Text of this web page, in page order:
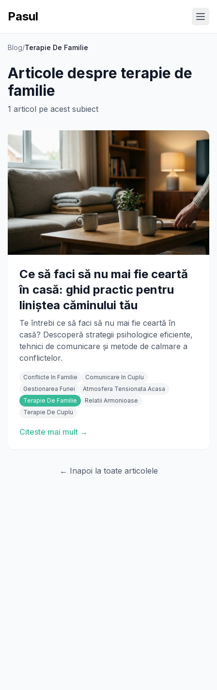
Pasul
Blog/Terapie De Familie
Articole despre terapie de
familie
1 articol pe acest subiect
Ce să faci să nu mai fie ceartă
în casă: ghid practic pentru
liniștea căminului tău
Te întrebi ce să faci să nu mai fie ceartă în
casă? Descoperă strategii psihologice eficiente,
tehnici de comunicare și metode de calmare a
conflictelor.
Conflicte In Familie
Comunicare In Cuplu
Gestionarea Furiei
Atmosfera Tensionata Acasa
Terapie De Familie
Relatii Armonioase
Terapie De Cuplu
Citeste mai mult →
← Inapoi la toate articolele